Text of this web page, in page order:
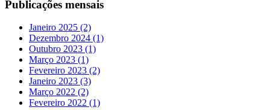
Publicações mensais
Janeiro 2025 (2)
Dezembro 2024 (1)
Outubro 2023 (1)
Março 2023 (1)
Fevereiro 2023 (2)
Janeiro 2023 (3)
Março 2022 (2)
Fevereiro 2022 (1)